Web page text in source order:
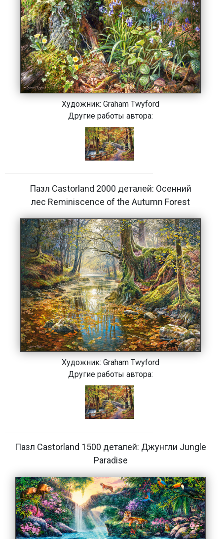
Художник: Graham Twyford
Другие работы автора:
Пазл Castorland 2000 деталей: Осенний
лес Reminiscence of the Autumn Forest
Художник: Graham Twyford
Другие работы автора:
Пазл Castorland 1500 деталей: Джунгли Jungle
Paradise